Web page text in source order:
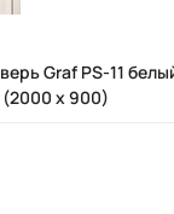
Graf PS-11
х 900)